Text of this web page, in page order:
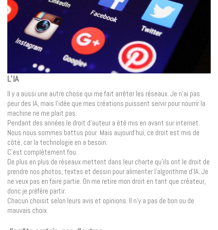
L’IA
Il y a aussi une autre chose qui me fait arrêter les réseaux. Je n’ai pas
peur des IA, mais l’idée que mes créations puissent servir pour nourrir la
machine ne me plait pas.
Pendant des années le droit d’auteur a été mis en avant sur internet.
Nous nous sommes battus pour. Mais aujourd’hui, ce droit est mis de
côté, car la technologie en a besoin.
C’est complètement fou.
De plus en plus de réseaux mettent dans leur charte qu’ils ont le droit de
prendre nos photos, textes et dessin pour alimenter l’algorithme d’IA. Je
ne veux pas en faire partie. On me retire mon droit en tant que créateur,
donc je préfère partir.
Chacun choisit selon leurs avis et opinions. Il n’y a pas de bon ou de
mauvais choix.